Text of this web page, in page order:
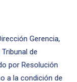
Gerencia,
de
por Resolución
a la condición de